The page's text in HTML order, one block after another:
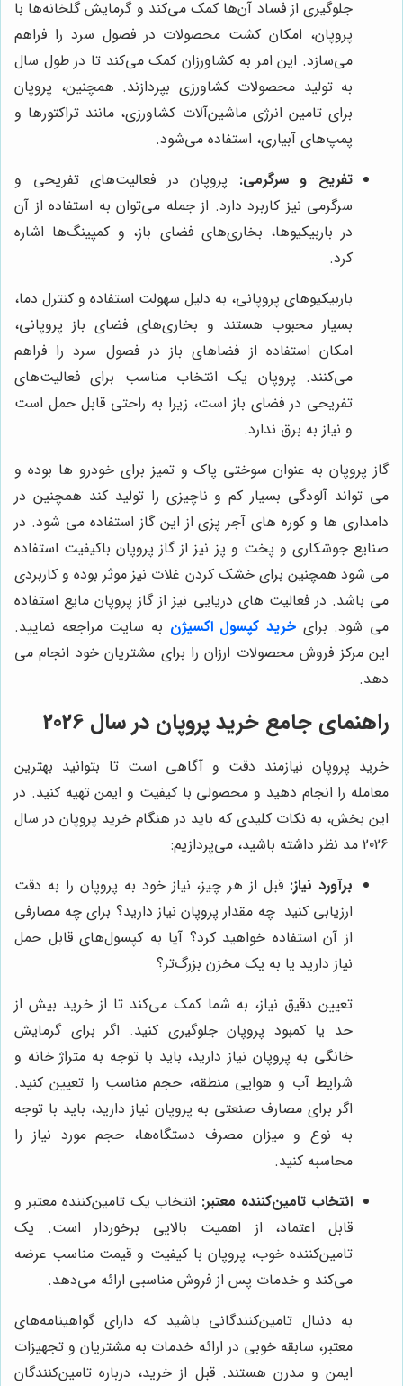
جلوگیری از فساد آن‌ها کمک می‌کند و گرمایش گلخانه‌ها با
پروپان، امکان کشت محصولات در فصول سرد را فراهم
می‌سازد. این امر به کشاورزان کمک می‌کند تا در طول سال
به تولید محصولات کشاورزی بپردازند. همچنین، پروپان
برای تامین انرژی ماشین‌آلات کشاورزی، مانند تراکتورها و
پمپ‌های آبیاری، استفاده می‌شود.
تفریح و سرگرمی: پروپان در فعالیت‌های تفریحی و
سرگرمی نیز کاربرد دارد. از جمله می‌توان به استفاده از آن
در باربیکیوها، بخاری‌های فضای باز، و کمپینگ‌ها اشاره
کرد.
باربیکیوهای پروپانی، به دلیل سهولت استفاده و کنترل دما،
بسیار محبوب هستند و بخاری‌های فضای باز پروپانی،
امکان استفاده از فضاهای باز در فصول سرد را فراهم
می‌کنند. پروپان یک انتخاب مناسب برای فعالیت‌های
تفریحی در فضای باز است، زیرا به راحتی قابل حمل است
و نیاز به برق ندارد.
گاز پروپان به عنوان سوختی پاک و تمیز برای خودرو ها بوده و
می تواند آلودگی بسیار کم و ناچیزی را تولید کند همچنین در
دامداری ها و کوره های آجر پزی از این گاز استفاده می شود. در
صنایع جوشکاری و پخت و پز نیز از گاز پروپان باکیفیت استفاده
می شود همچنین برای خشک کردن غلات نیز موثر بوده و کاربردی
می باشد. در فعالیت های دریایی نیز از گاز پروپان مایع استفاده
می شود. برای خرید کپسول اکسیژن به سایت مراجعه نمایید.
این مرکز فروش محصولات ارزان را برای مشتریان خود انجام می
دهد.
راهنمای جامع خرید پروپان در سال 2026
خرید پروپان نیازمند دقت و آگاهی است تا بتوانید بهترین
معامله را انجام دهید و محصولی با کیفیت و ایمن تهیه کنید. در
این بخش، به نکات کلیدی که باید در هنگام خرید پروپان در سال
2026 مد نظر داشته باشید، می‌پردازیم:
برآورد نیاز: قبل از هر چیز، نیاز خود به پروپان را به دقت
ارزیابی کنید. چه مقدار پروپان نیاز دارید؟ برای چه مصارفی
از آن استفاده خواهید کرد؟ آیا به کپسول‌های قابل حمل
نیاز دارید یا به یک مخزن بزرگ‌تر؟
تعیین دقیق نیاز، به شما کمک می‌کند تا از خرید بیش از
حد یا کمبود پروپان جلوگیری کنید. اگر برای گرمایش
خانگی به پروپان نیاز دارید، باید با توجه به متراژ خانه و
شرایط آب و هوایی منطقه، حجم مناسب را تعیین کنید.
اگر برای مصارف صنعتی به پروپان نیاز دارید، باید با توجه
به نوع و میزان مصرف دستگاه‌ها، حجم مورد نیاز را
محاسبه کنید.
انتخاب تامین‌کننده معتبر: انتخاب یک تامین‌کننده معتبر و
قابل اعتماد، از اهمیت بالایی برخوردار است. یک
تامین‌کننده خوب، پروپان با کیفیت و قیمت مناسب عرضه
می‌کند و خدمات پس از فروش مناسبی ارائه می‌دهد.
به دنبال تامین‌کنندگانی باشید که دارای گواهینامه‌های
معتبر، سابقه خوبی در ارائه خدمات به مشتریان و تجهیزات
ایمن و مدرن هستند. قبل از خرید، درباره تامین‌کنندگان